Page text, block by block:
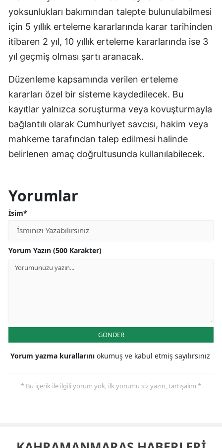
yoksunlukları bakımından talepte bulunulabilmesi
için 5 yıllık erteleme kararlarında karar tarihinden
itibaren 2 yıl, 10 yıllık erteleme kararlarında ise 3
yıl geçmiş olması şartı aranacak.
Düzenleme kapsamında verilen erteleme
kararları özel bir sisteme kaydedilecek. Bu
kayıtlar yalnızca soruşturma veya kovuşturmayla
bağlantılı olarak Cumhuriyet savcısı, hakim veya
mahkeme tarafından talep edilmesi halinde
belirlenen amaç doğrultusunda kullanılabilecek.
Yorumlar
İsim*
Yorum Yazın (500 Karakter)
GÖNDER
Yorum yazma kurallarını okumuş ve kabul etmiş sayılırsınız
* Bu içerik ile ilgili yorum yok, ilk yorumu siz yazın, tartışalım *